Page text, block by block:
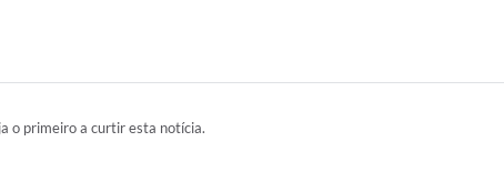
o primeiro a curtir esta notícia.